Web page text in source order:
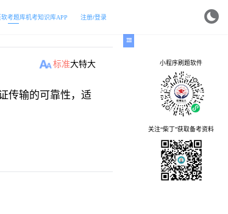
软考题库机考知识库APP 注册/登录
标准大特大
传输的可靠性，适
小程序刷题软件
关注“柴丁”获取备考资料